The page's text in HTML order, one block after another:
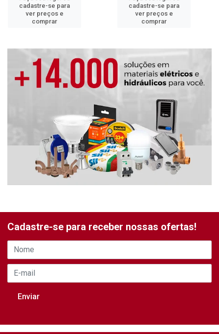
cadastre-se para
ver preços e
comprar
cadastre-se para
ver preços e
comprar
Cadastre-se para receber nossas ofertas!